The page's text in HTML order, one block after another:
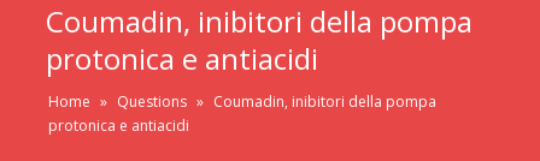
Coumadin, inibitori della pompa
protonica e antiacidi
Home » Questions » Coumadin, inibitori della pompa
protonica e antiacidi